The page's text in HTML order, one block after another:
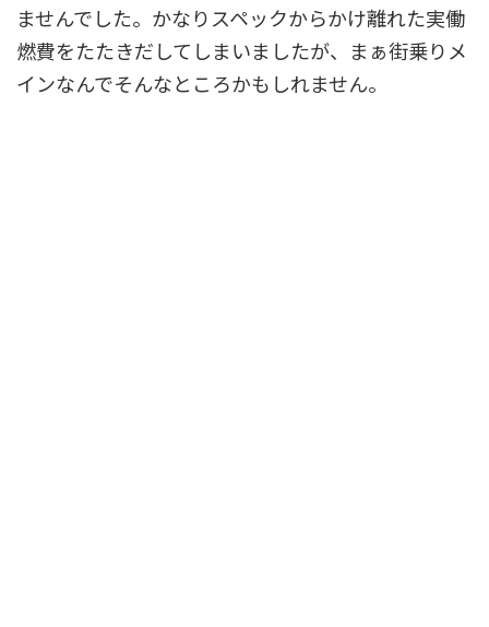
ませんでした。かなりスペックからかけ離れた実働
燃費をたたきだしてしまいましたが、まぁ街乗りメ
インなんでそんなところかもしれません。